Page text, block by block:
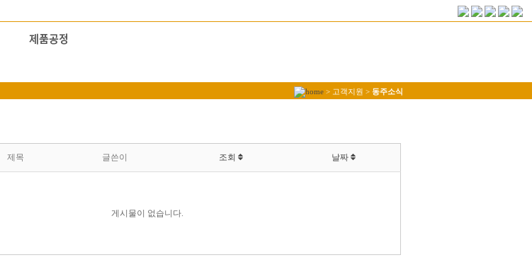
> 고객지원 > 동주소식
제목 글쓴이 조회 날짜
게시물이 없습니다.